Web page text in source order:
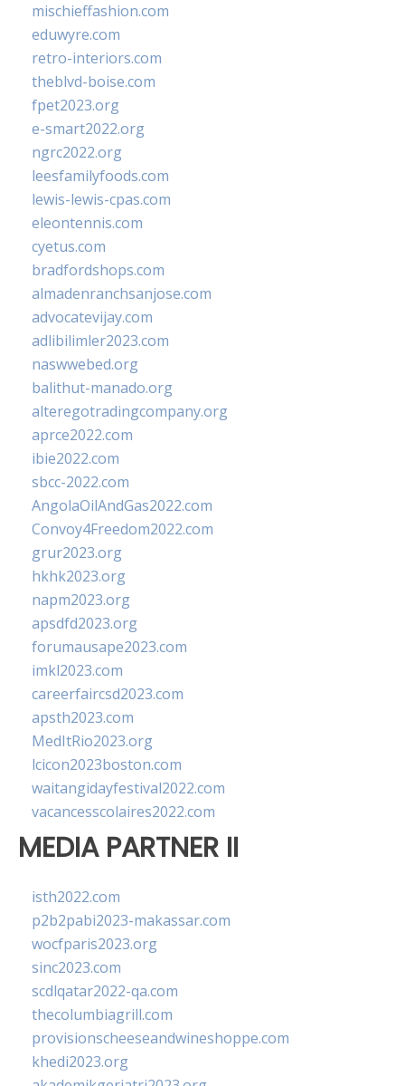
mischieffashion.com
eduwyre.com
retro-interiors.com
theblvd-boise.com
fpet2023.org
e-smart2022.org
ngrc2022.org
leesfamilyfoods.com
lewis-lewis-cpas.com
eleontennis.com
cyetus.com
bradfordshops.com
almadenranchsanjose.com
advocatevijay.com
adlibilimler2023.com
naswwebed.org
balithut-manado.org
alteregotradingcompany.org
aprce2022.com
ibie2022.com
sbcc-2022.com
AngolaOilAndGas2022.com
Convoy4Freedom2022.com
grur2023.org
hkhk2023.org
napm2023.org
apsdfd2023.org
forumausape2023.com
imkl2023.com
careerfaircsd2023.com
apsth2023.com
MedItRio2023.org
lcicon2023boston.com
waitangidayfestival2022.com
vacancesscolaires2022.com
MEDIA PARTNER II
isth2022.com
p2b2pabi2023-makassar.com
wocfparis2023.org
sinc2023.com
scdlqatar2022-qa.com
thecolumbiagrill.com
provisionscheeseandwineshoppe.com
khedi2023.org